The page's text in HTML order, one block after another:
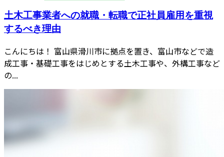
土木工事業者への就職・転職で正社員雇用を重視
するべき理由
こんにちは！ 富山県滑川市に拠点を置き、富山市などで造
成工事・基礎工事をはじめとする土木工事や、外構工事など
の...